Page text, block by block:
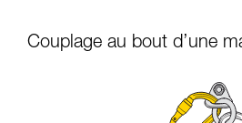
Couplage au bout d’une